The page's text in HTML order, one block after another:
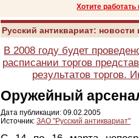
Хотите
Русский антиквариат:
В 2008 году будет
расписании торгов
результатов торгов.
Оружейный
Дата публикации: 09.02.2005
Источник: ЗАО "Русский антиквариат"